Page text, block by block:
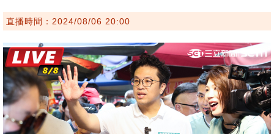
直播時間：2024/08/06 20:00